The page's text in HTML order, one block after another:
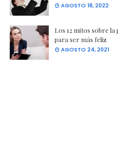
AGOSTO 18, 2022
Los 12 mitos sobre
para ser más feliz
AGOSTO 24, 2021